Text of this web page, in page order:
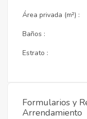
Área privada (m²) :
Baños :
Estrato :
Formularios y
Arrendamiento